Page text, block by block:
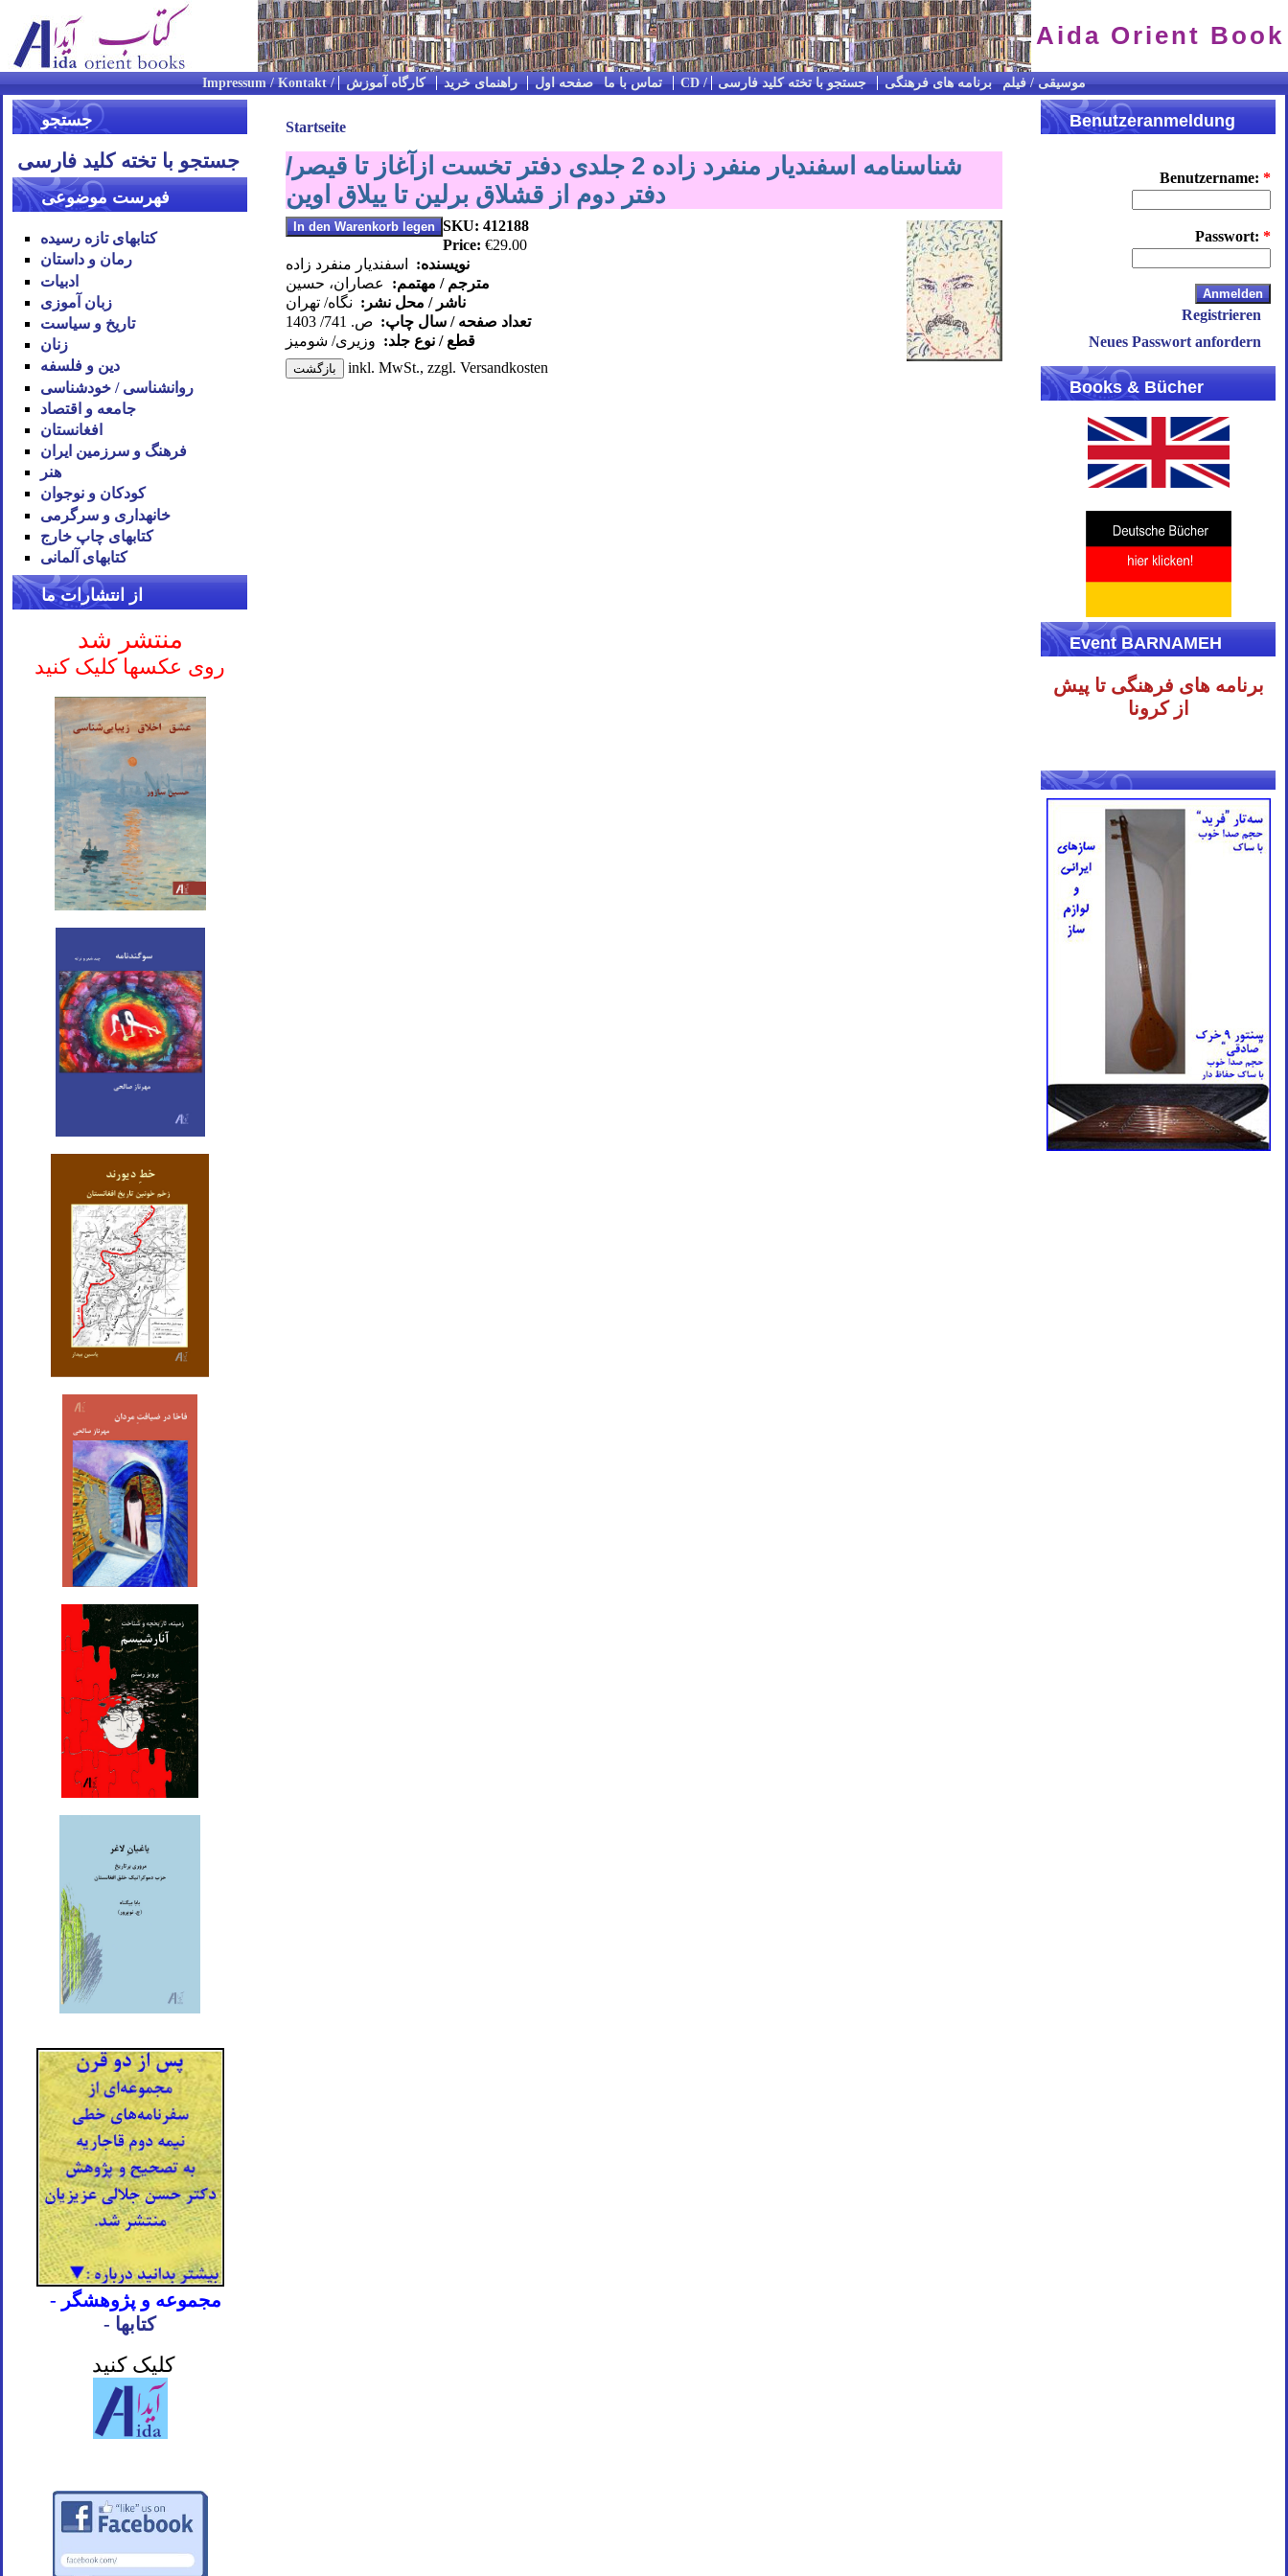
Aida Orient Book
Impressum / Kontakt / تماس با ما صفحه اول راهنمای خرید کارگاه آموزش CD / موسیقی / فیلم برنامه های فرهنگی جستجو با تخته کلید فارسی
جستجو
جستجو با تخته کلید فارسی
فهرست موضوعی
کتابهای تازه رسیده
رمان و داستان
ادبیات
زبان آموزی
تاریخ و سیاست
زنان
دین و فلسفه
روان‪شناسی / خودشناسی
جامعه و اقتصاد
افغانستان
فرهنگ و سرزمین ایران
هنر
کودکان و نوجوان
خانه‪داری و سرگرمی
کتاب‪های چاپ خارج
کتاب‪های آلمانی
از انتشارات ما
منتشر شد
روی عکسها کلیک کنید
- مجموعه و پژوهشگر
- کتابها
کلیک کنید
Startseite
شناسنامه اسفندیار منفرد زاده 2 جلدی دفتر تخست ازآغاز تا قیصر/
دفتر دوم از قشلاق برلین تا ییلاق اوین
SKU: 412188
Price: €29.00
نویسنده:
اسفندیار منفرد زاده
مترجم / مهتمم:
عصاران، حسین
ناشر / محل نشر: نگاه/ تهران
تعداد صفحه / سال چاپ: ص. 741/ 1403
قطع / نوع جلد: وزیری/ شومیز
inkl. MwSt., zzgl. Versandkosten
Benutzeranmeldung
Benutzername: *
Passwort: *
Registrieren
Neues Passwort anfordern
Books & Bücher
Event BARNAMEH
برنامه های فرهنگی تا پیش
از کرونا